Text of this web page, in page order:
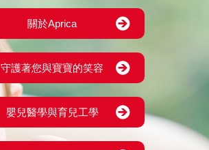
關於Aprica
守護著您與寶寶的笑容
嬰兒醫學與育兒工學